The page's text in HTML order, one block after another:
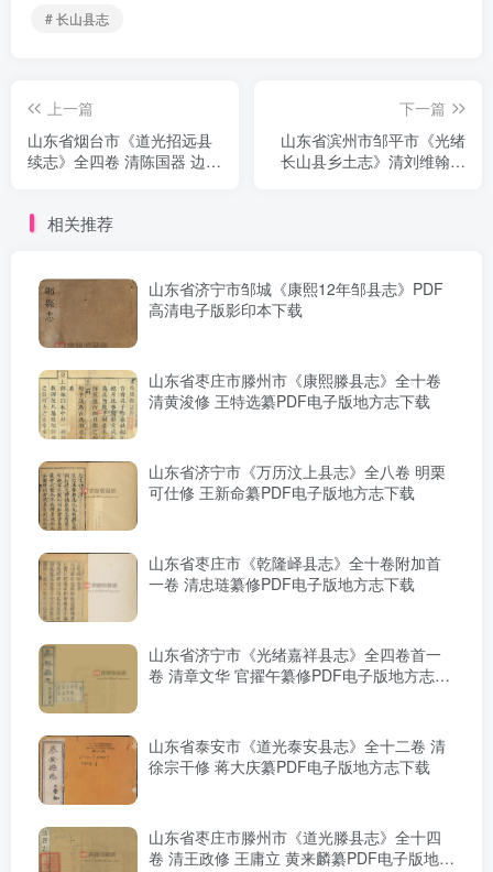
# 长山县志
上一篇
山东省烟台市《道光招远县
续志》全四卷 清陈国器 边象
下一篇
山东省滨州市邹平市《光绪
长山县乡土志》清刘维翰修
相关推荐
山东省济宁市邹城《康熙12年邹县志》PDF
高清电子版影印本下载
山东省枣庄市滕州市《康熙滕县志》全十卷
清黄浚修 王特选纂PDF电子版地方志下载
山东省济宁市《万历汶上县志》全八卷 明栗
可仕修 王新命纂PDF电子版地方志下载
山东省枣庄市《乾隆峄县志》全十卷附加首
一卷 清忠琏纂修PDF电子版地方志下载
山东省济宁市《光绪嘉祥县志》全四卷首一
卷 清章文华 官擢午纂修PDF电子版地方志下
山东省泰安市《道光泰安县志》全十二卷 清
徐宗干修 蒋大庆纂PDF电子版地方志下载
山东省枣庄市滕州市《道光滕县志》全十四
卷 清王政修 王庸立 黄来麟纂PDF电子版地方